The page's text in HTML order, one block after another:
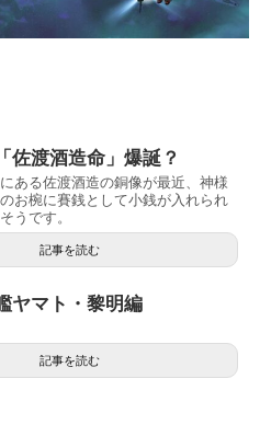
佐渡酒造命」爆誕？
ある佐渡酒造の銅像が最近、神様
お椀に賽銭として小銭が入れられ
うです。
記事を読む
ヤマト・黎明編
記事を読む